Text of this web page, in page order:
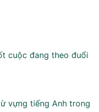
cuộc đang theo đuổi
vựng tiếng Anh trong